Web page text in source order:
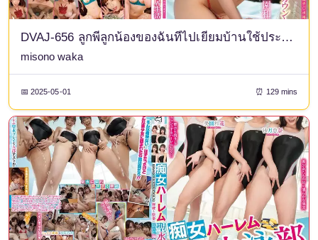
DVAJ-656 ลูกพี่ลูกน้องของฉันที่ไปเยี่ยมบ้านใช้ประโยชน์จากจุดอ่อนของฉันที่ถูกจับได้ว่ากำลังช่วยตัวเองและจ้องมองที่จู๋ของฉันจากระยะที่ห่างทุกคืน... เธอเล่นกับจู๋และความภาคภูมิใจของฉันด้วยคำแนะนำการสำเร็จความใคร่แบบ ASMR และการนับถอยหลังการหลั่ง เธอรีดน้ำอสุจิของฉันซ้ำแล้วซ้ำเล่าในชีวิต JOI ที่เป็นปีศาจตัวน้อยนี้ - Waka Misono
misono waka
📅 2025-05-01 ⏰ 129 mins